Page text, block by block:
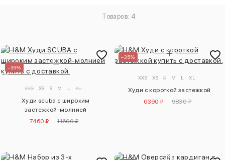
Товаров: 4
–36%
XXS XS S M L XL
Худи scuba с широким
застежкой-молнией
7460 ₽
11600 ₽
–35%
XXS XS S M L XL
Худи с короткой застежкой
6390 ₽
9830 ₽